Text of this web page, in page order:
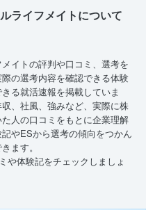
ライフメイトについて
イトの評判や口コミ、選考を
の選考内容を確認できる体験
る就活速報を掲載していま
、社風、強みなど、実際に株
人の口コミをもとに企業理解
やESから選考の傾向をつかん
ます。
や体験記をチェックしましょ